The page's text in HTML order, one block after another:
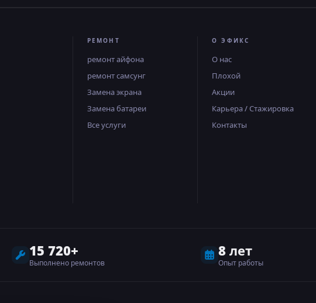
РЕМОНТ
ремонт айфона
ремонт самсунг
Замена экрана
Замена батареи
Все услуги
О ЭФИКС
О нас
Плохой
Акции
Карьера / Стажировка
Контакты
15 720+
Выполнено ремонтов
8 лет
Опыт работы